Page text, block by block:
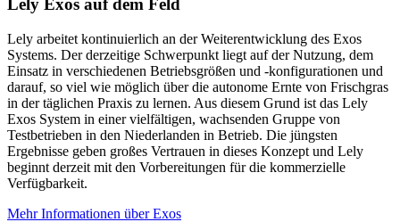
Lely Exos auf dem Feld
Lely arbeitet kontinuierlich an der Weiterentwicklung des Exos
Systems. Der derzeitige Schwerpunkt liegt auf der Nutzung, dem
Einsatz in verschiedenen Betriebsgrößen und -konfigurationen und
darauf, so viel wie möglich über die autonome Ernte von Frischgras
in der täglichen Praxis zu lernen. Aus diesem Grund ist das Lely
Exos System in einer vielfältigen, wachsenden Gruppe von
Testbetrieben in den Niederlanden in Betrieb. Die jüngsten
Ergebnisse geben großes Vertrauen in dieses Konzept und Lely
beginnt derzeit mit den Vorbereitungen für die kommerzielle
Verfügbarkeit.
Mehr Informationen über Exos